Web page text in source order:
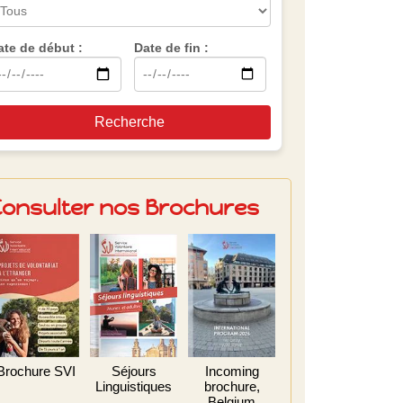
de début : Date de fin :
Recherche
nos Brochures
SVI
Séjours
Linguistiques
Incoming
brochure,